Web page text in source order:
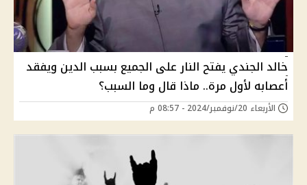
خالد الجندي يفتح النار على الجميع بسبب الدين ويفقد
أعصابه لأول مرة.. ماذا قال وما السبب؟
الأربعاء 20/نوفمبر/2024 - 08:57 م